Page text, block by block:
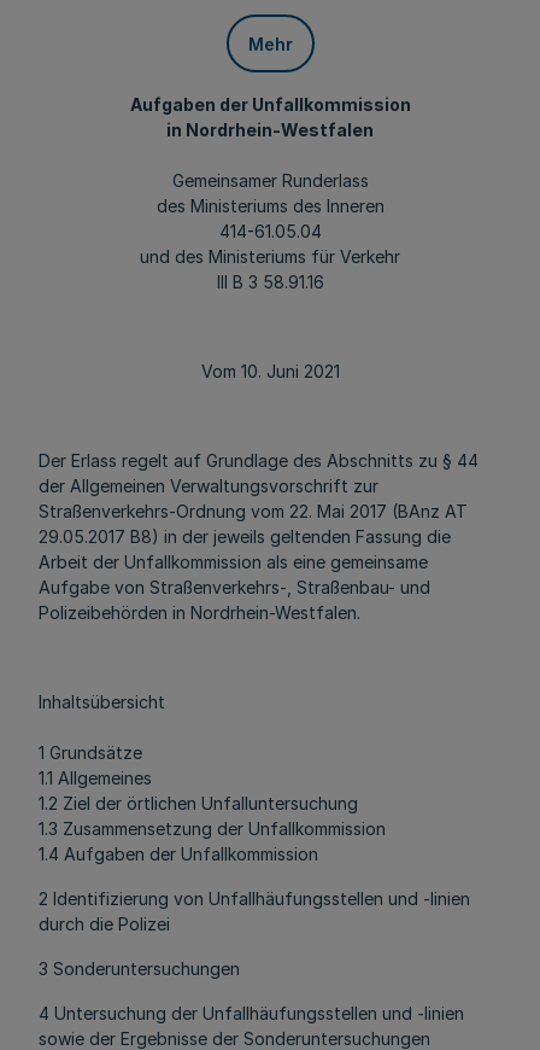
Mehr
Aufgaben der Unfallkommission
in Nordrhein-Westfalen
Gemeinsamer Runderlass
des Ministeriums des Inneren
414-61.05.04
und des Ministeriums für Verkehr
III B 3 58.91.16
Vom 10. Juni 2021
Der Erlass regelt auf Grundlage des Abschnitts zu § 44
der Allgemeinen Verwaltungsvorschrift zur
Straßenverkehrs-Ordnung vom 22. Mai 2017 (BAnz AT
29.05.2017 B8) in der jeweils geltenden Fassung die
Arbeit der Unfallkommission als eine gemeinsame
Aufgabe von Straßenverkehrs-, Straßenbau- und
Polizeibehörden in Nordrhein-Westfalen.
Inhaltsübersicht
1 Grundsätze
1.1 Allgemeines
1.2 Ziel der örtlichen Unfalluntersuchung
1.3 Zusammensetzung der Unfallkommission
1.4 Aufgaben der Unfallkommission
2 Identifizierung von Unfallhäufungsstellen und -linien
durch die Polizei
3 Sonderuntersuchungen
4 Untersuchung der Unfallhäufungsstellen und -linien
sowie der Ergebnisse der Sonderuntersuchungen